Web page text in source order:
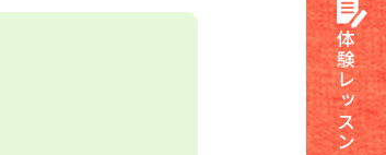
体験レッスン